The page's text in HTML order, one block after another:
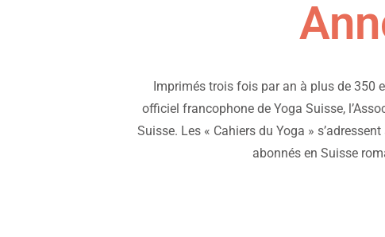
Imprimés trois fois par an à plus de 350
officiel francophone de Yoga Suisse,
Suisse. Les « Cahiers du Yoga »
abonnés en Suisse